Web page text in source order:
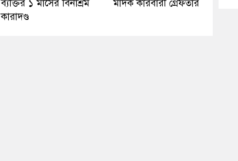
ব্যক্তির ১ মাসের বিনাশ্রম
কারাদণ্ড
মাদক কারবারী গ্রেফতার